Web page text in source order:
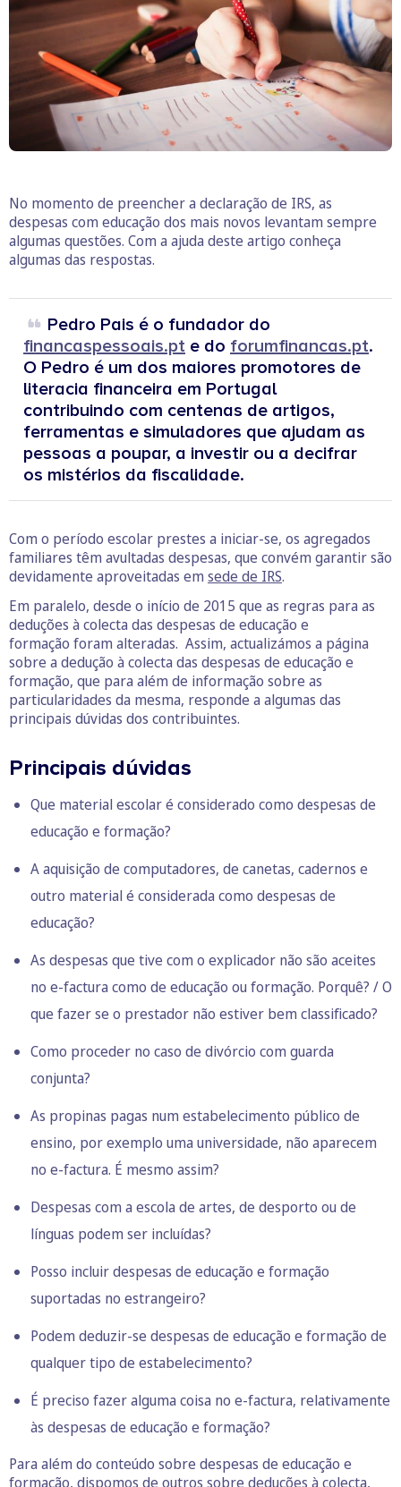
No momento de preencher a declaração de IRS, as
despesas com educação dos mais novos levantam sempre
algumas questões. Com a ajuda deste artigo conheça
algumas das respostas.
Pedro Pais é o fundador do
financaspessoais.pt e do forumfinancas.pt.
O Pedro é um dos maiores promotores de
literacia financeira em Portugal
contribuindo com centenas de artigos,
ferramentas e simuladores que ajudam as
pessoas a poupar, a investir ou a decifrar
os mistérios da fiscalidade.
Com o período escolar prestes a iniciar-se, os agregados
familiares têm avultadas despesas, que convém garantir são
devidamente aproveitadas em sede de IRS.
Em paralelo, desde o início de 2015 que as regras para as
deduções à colecta das despesas de educação e
formação foram alteradas. Assim, actualizámos a página
sobre a dedução à colecta das despesas de educação e
formação, que para além de informação sobre as
particularidades da mesma, responde a algumas das
principais dúvidas dos contribuintes.
Principais dúvidas
Que material escolaré considerado como despesas de
educação e formação?
A aquisição de computadores, de canetas, cadernos e
outro material é considerada como despesas de
educação?
As despesas que tive com o explicador não são aceites
no e-factura como de educação ou formação. Porquê? / O
que fazer se o prestador não estiver bem classificado?
Como proceder no caso de divórcio com guarda
conjunta?
As propinas pagas num estabelecimento público de
ensino, por exemplo uma universidade, não aparecem
no e-factura. É mesmo assim?
Despesas com a escola de artes, de desporto ou de
línguas podem ser incluídas?
Posso incluir despesas de educação e formação
suportadas no estrangeiro?
Podem deduzir-se despesas de educação e formação de
qualquer tipo de estabelecimento?
É preciso fazer alguma coisa no e-factura, relativamente
às despesas de educação e formação?
Para além do conteúdo sobre despesas de educação e
formação, dispomos de outros sobre deduções à colecta,